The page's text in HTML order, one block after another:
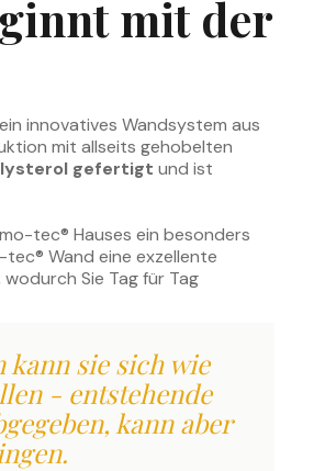
mit der
innovatives Wandsystem aus
mit allseits gehobelten
gefertigt und ist
tec® Hauses ein besonders
Wand eine exzellente
Sie Tag für Tag
sie sich wie
- entstehende
kann aber